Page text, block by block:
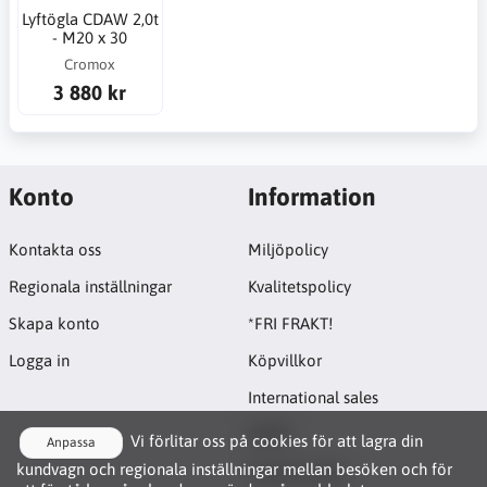
Lyftögla CDAW 2,0t
- M20 x 30
Cromox
3 880 kr
Anpassa
Vi förlitar oss på cookies för att lagra din
kundvagn och regionala inställningar mellan besöken och för
Konto
Kontakta oss
Regionala inställningar
Skapa konto
Logga in
Information
Miljöpolicy
Kvalitetspolicy
*FRI FRAKT!
Köpvillkor
International sales
GDPR
Cookie-policy